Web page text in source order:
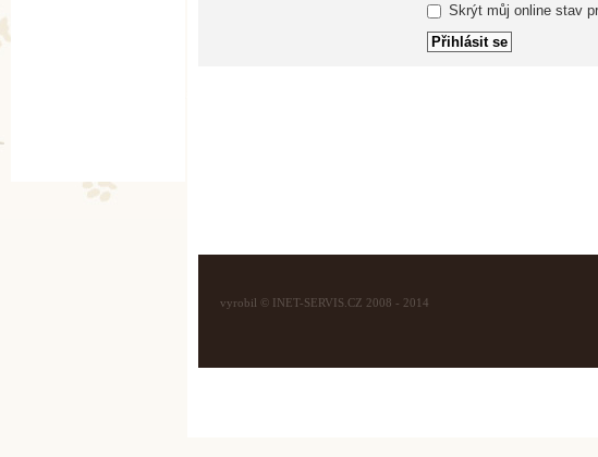
Skrýt můj online stav
vyrobil © INET-SERVIS.CZ 2008 - 2014